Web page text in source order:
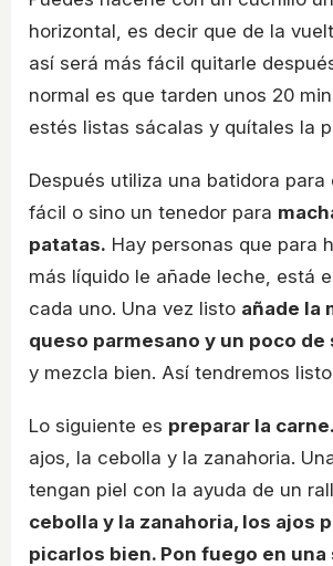
horizontal, es decir que de la
así será más fácil quitarle
normal es que tarden unos 20
estés listas sácalas y quítales la
Después utiliza una batidora para
fácil o sino un tenedor para
patatas. Hay personas que para
más líquido le añade leche, está
cada uno. Una vez listo añade la
queso parmesano y un poco de
y mezcla bien. Así tendremos
Lo siguiente es preparar la carne.
ajos, la cebolla y la zanahoria.
tengan piel con la ayuda de un
cebolla y la zanahoria, los ajos
picarlos bien. Pon fuego en una